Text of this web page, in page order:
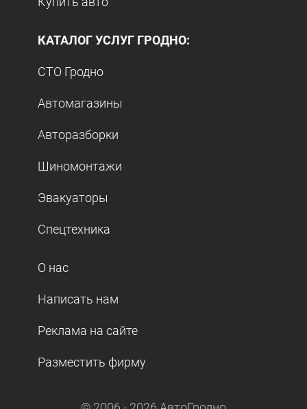
КАТАЛОГ УСЛУГ ГРОДНО:
СТО Гродно
Автомагазины
Авторазборки
Шиномонтажи
Эвакуаторы
Спецтехника
О нас
Написать нам
Реклама на сайте
Разместить фирму